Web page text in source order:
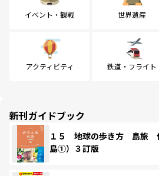
イベント・観戦 世界遺産
アクティビティ 鉄道・フライト
新刊ガイドブック
１５ 地球の歩き方 島旅
島①）３訂版